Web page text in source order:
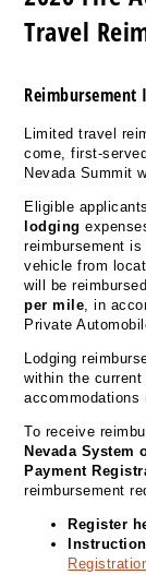
Travel
Limited travel
come, first-
Nevada Summit
Eligible
lodging
reimbursement
vehicle from
will be
per mile , in
Private
Lodging
within the current
accommodations
To receive
Nevada System
Payment
reimbursement
Register